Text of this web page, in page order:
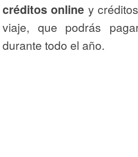
créditos online y
viaje, que podrás
durante todo el año.